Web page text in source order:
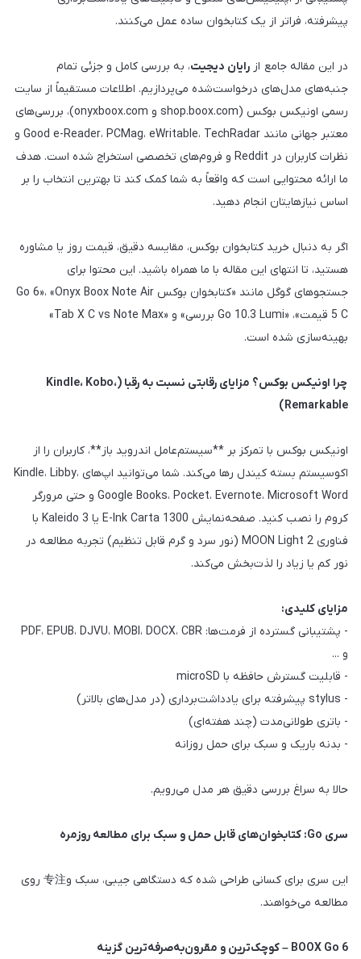
پیشرفته، فراتر از یک کتابخوان ساده عمل می‌کنند.
در این مقاله جامع از رایان دیجیت، به بررسی کامل و جزئی تمام
جنبه‌های مدل‌های درخواست‌شده می‌پردازیم. اطلاعات مستقیماً از سایت
رسمی اونیکس بوکس (shop.boox.com و onyxboox.com)، بررسی‌های
معتبر جهانی مانند Good e-Reader، PCMag، eWritable، TechRadar و
نظرات کاربران در Reddit و فروم‌های تخصصی استخراج شده است. هدف
ما ارائه محتوایی است که واقعاً به شما کمک کند تا بهترین انتخاب را بر
اساس نیازهایتان انجام دهید.
اگر به دنبال خرید کتابخوان بوکس، مقایسه دقیق، قیمت روز یا مشاوره
هستید، تا انتهای این مقاله با ما همراه باشید. این محتوا برای
جستجوهای گوگل مانند «کتابخوان بوکس Go 6»، «Onyx Boox Note Air
5 C قیمت»، «Go 10.3 Lumi بررسی» و «Tab X C vs Note Max»
بهینه‌سازی شده است.
چرا اونیکس بوکس؟ مزایای رقابتی نسبت به رقبا (Kindle، Kobo،
Remarkable)
اونیکس بوکس با تمرکز بر **سیستم‌عامل اندروید باز**، کاربران را از
اکوسیستم بسته کیندل رها می‌کند. شما می‌توانید اپ‌های Kindle، Libby،
Google Books، Pocket، Evernote، Microsoft Word و حتی مرورگر
کروم را نصب کنید. صفحه‌نمایش E-Ink Carta 1300 یا Kaleido 3 با
فناوری MOON Light 2 (نور سرد و گرم قابل تنظیم) تجربه مطالعه در
نور کم یا زیاد را لذت‌بخش می‌کند.
مزایای کلیدی:
- پشتیبانی گسترده از فرمت‌ها: PDF، EPUB، DJVU، MOBI، DOCX، CBR
و ...
- قابلیت گسترش حافظه با microSD
- stylus پیشرفته برای یادداشت‌برداری (در مدل‌های بالاتر)
- باتری طولانی‌مدت (چند هفته‌ای)
- بدنه باریک و سبک برای حمل روزانه
حالا به سراغ بررسی دقیق هر مدل می‌رویم.
سری Go: کتابخوان‌های قابل حمل و سبک برای مطالعه روزمره
این سری برای کسانی طراحی شده که دستگاهی جیبی، سبک و专注 روی
مطالعه می‌خواهند.
BOOX Go 6 – کوچک‌ترین و مقرون‌به‌صرفه‌ترین گزینه